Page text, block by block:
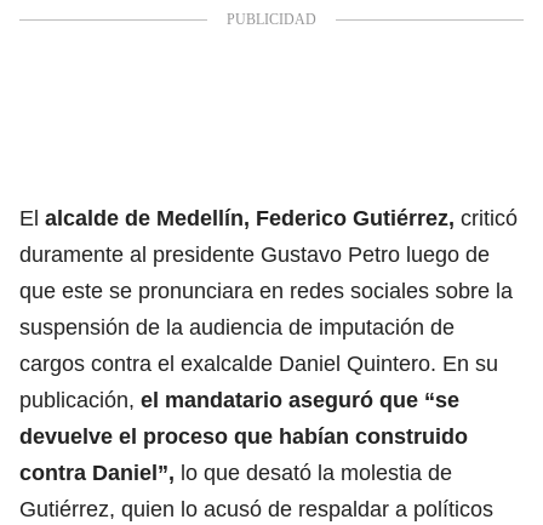
El alcalde de Medellín, Federico Gutiérrez, criticó
duramente al presidente Gustavo Petro luego de
que este se pronunciara en redes sociales sobre la
suspensión de la audiencia de imputación de
cargos contra el exalcalde Daniel Quintero. En su
publicación, el mandatario aseguró que “se
devuelve el proceso que habían construido
contra Daniel”, lo que desató la molestia de
Gutiérrez, quien lo acusó de respaldar a políticos